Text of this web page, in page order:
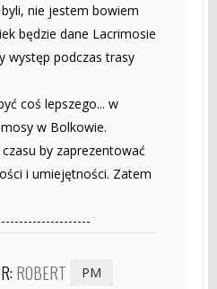
nie jestem bowiem
będzie dane Lacrimosie
występ podczas trasy
coś lepszego... w
w Bolkowie.
by zaprezentować
i umiejętności. Zatem
ROBERT PM